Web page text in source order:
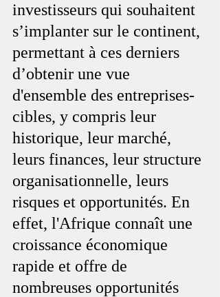
investisseurs qui souhaitent
s’implanter sur le continent,
permettant à ces derniers
d’obtenir une vue
d'ensemble des entreprises-
cibles, y compris leur
historique, leur marché,
leurs finances, leur structure
organisationnelle, leurs
risques et opportunités. En
effet, l'Afrique connaît une
croissance économique
rapide et offre de
nombreuses opportunités